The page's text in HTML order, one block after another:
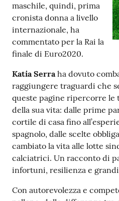
Casa
Piani
Archivio
storico
Decentrate
Patto
per
la
lettura
Seguici
maschile, quindi, prima
cronista donna a livello
internazionale, ha
commentato per la Rai la
finale di Euro2020.
Katia Serraha dovuto
raggiungere traguardi che
queste pagine ripercorre le
della sua vita: dalle prime
cortile di casa fino
spagnolo, dalle scelte
cambiato la vita alle lotte
calciatrici. Un racconto di
infortuni, resilienza e
Con autorevolezza e